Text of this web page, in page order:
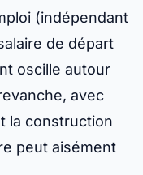
(indépendant
de départ
oscille autour
avec
la construction
peut aisément